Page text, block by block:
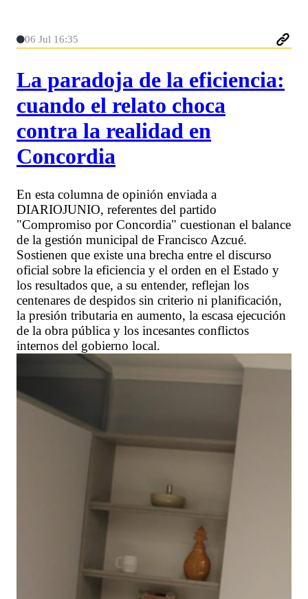
06 Jul 16:35
La paradoja de la eficiencia:
cuando el relato choca
contra la realidad en
Concordia
En esta columna de opinión enviada a
DIARIOJUNIO, referentes del partido
"Compromiso por Concordia" cuestionan el balance
de la gestión municipal de Francisco Azcué.
Sostienen que existe una brecha entre el discurso
oficial sobre la eficiencia y el orden en el Estado y
los resultados que, a su entender, reflejan los
centenares de despidos sin criterio ni planificación,
la presión tributaria en aumento, la escasa ejecución
de la obra pública y los incesantes conflictos
internos del gobierno local.